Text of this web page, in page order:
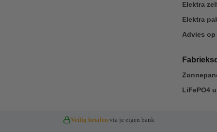
Elektra
Elektra
Advies op
LiFePO4
Veilig betalenvia je eigen bank